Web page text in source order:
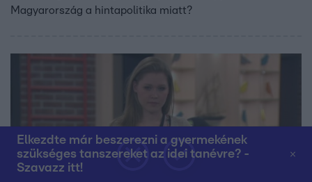
Elkezdte már beszerezni a gyermekének
szükséges tanszereket az idei tanévre? -
Szavazz itt!
Magyarország a hintapolitika miatt?